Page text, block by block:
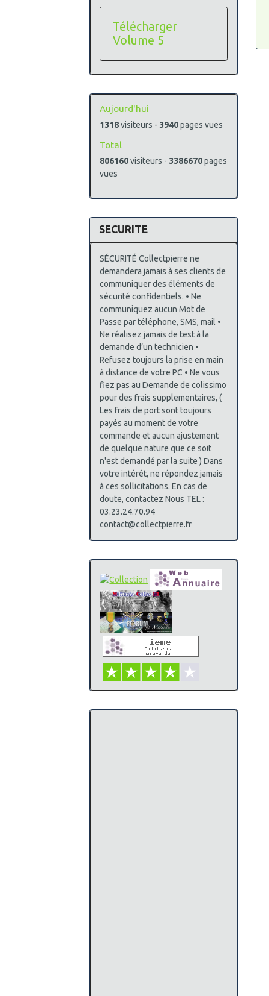
Télécharger
Volume 5
Aujourd'hui
1318visiteurs - 3940pages vues
Total
806160visiteurs - 3386670pages
vues
SECURITE
SÉCURITÉ Collectpierre ne
demandera jamais à ses clients de
communiquer des éléments de
sécurité confidentiels. • Ne
communiquez aucun Mot de
Passe par téléphone, SMS, mail •
Ne réalisez jamais de test à la
demande d’un technicien •
Refusez toujours la prise en main
à distance de votre PC • Ne vous
fiez pas au Demande de colissimo
pour des frais supplementaires, (
Les frais de port sont toujours
payés au moment de votre
commande et aucun ajustement
de quelque nature que ce soit
n'est demandé par la suite ) Dans
votre intérêt, ne répondez jamais
à ces sollicitations. En cas de
doute, contactez Nous TEL :
03.23.24.70.94
contact@collectpierre.fr